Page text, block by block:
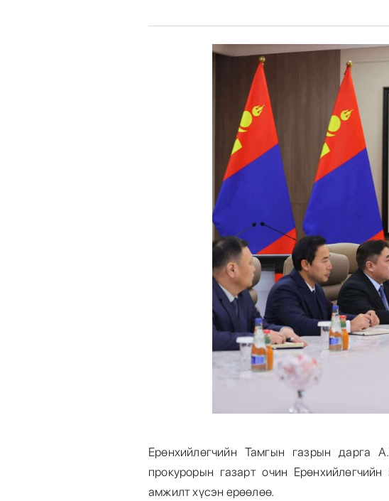
Энтертайнмент
Эрэн Сурвалжилга
Ерөнхийлөгчийн Тамгын газрын дарга
прокурорын газарт очин
амжилт хүсэн ерөөлөө.